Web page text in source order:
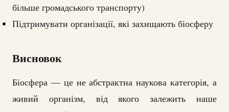
більше громадського транспорту)
Підтримувати організації, які захищають біосферу
Висновок
Біосфера — це не абстрактна наукова категорія, а
живий організм, від якого залежить наше